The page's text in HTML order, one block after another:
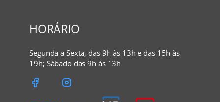
HORÁRIO
Segunda a Sexta, das 9h às 13h e das 15h às
19h; Sábado das 9h às 13h